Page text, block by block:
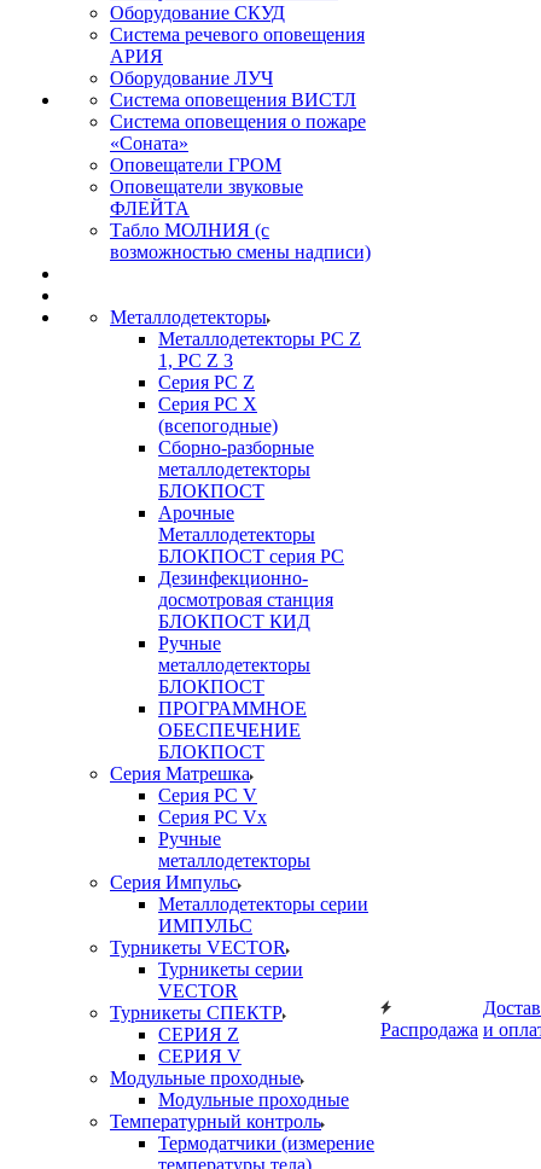
Оборудование СКУД
Система речевого оповещения
АРИЯ
Оборудование ЛУЧ
Система оповещения ВИСТЛ
Система оповещения о пожаре
«Соната»
Оповещатели ГРОМ
Оповещатели звуковые
ФЛЕЙТА
Табло МОЛНИЯ (с
возможностью смены надписи)
Металлодетекторы
Металлодетекторы РС Z
1, PC Z 3
Серия РС Z
Серия РС X
(всепогодные)
Сборно-разборные
металлодетекторы
БЛОКПОСТ
Арочные
Металлодетекторы
БЛОКПОСТ серия РС
Дезинфекционно-
досмотровая станция
БЛОКПОСТ КИД
Ручные
металлодетекторы
БЛОКПОСТ
ПРОГРАММНОЕ
ОБЕСПЕЧЕНИЕ
БЛОКПОСТ
Серия Матрешка
Серия PC V
Серия PC Vx
Ручные
металлодетекторы
Серия Импульс
Металлодетекторы серии
ИМПУЛЬС
Турникеты VECTOR
Турникеты серии
VECTOR
Турникеты СПЕКТР
СЕРИЯ Z
СЕРИЯ V
Модульные проходные
Модульные проходные
Температурный контроль
Термодатчики (измерение
температуры тела)
Распродажа и